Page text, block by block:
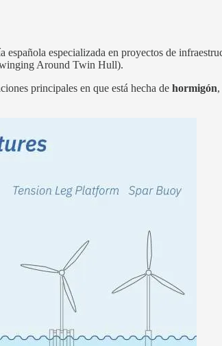
española especializada en proyectos de
Around Twin Hull).
principales en que está hecha de hormigón